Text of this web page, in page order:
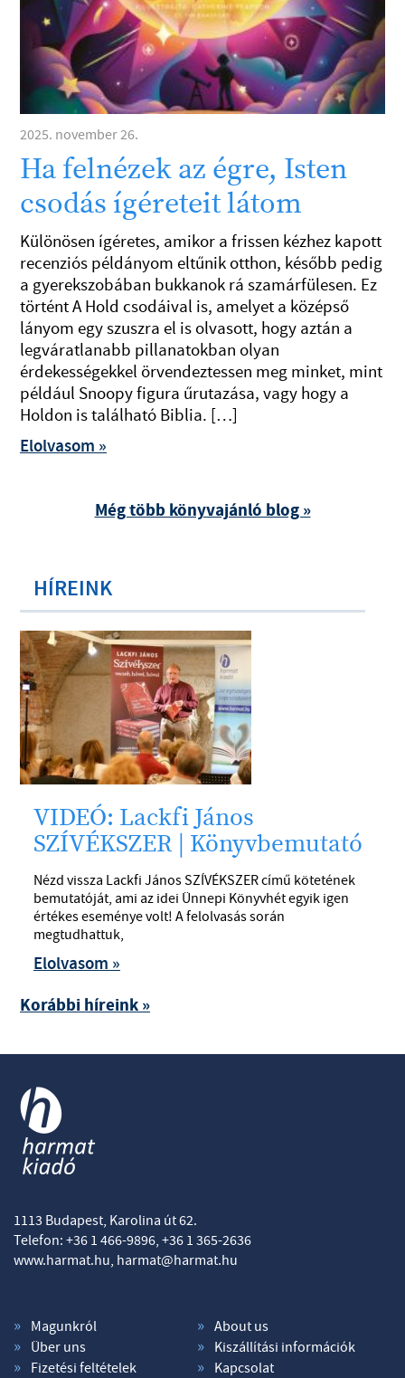
2025. november 26.
Ha felnézek az égre, Isten
csodás ígéreteit látom
Különösen ígéretes, amikor a frissen kézhez kapott
recenziós példányom eltűnik otthon, később pedig
a gyerekszobában bukkanok rá szamárfülesen. Ez
történt A Hold csodáival is, amelyet a középső
lányom egy szuszra el is olvasott, hogy aztán a
legváratlanabb pillanatokban olyan
érdekességekkel örvendeztessen meg minket, mint
például Snoopy figura űrutazása, vagy hogy a
Holdon is található Biblia. […]
Elolvasom »
Még több könyvajánló blog »
HÍREINK
VIDEÓ: Lackfi János
SZÍVÉKSZER | Könyvbemutató
Nézd vissza Lackfi János SZÍVÉKSZER című kötetének
bemutatóját, ami az idei Ünnepi Könyvhét egyik igen
értékes eseménye volt! A felolvasás során
megtudhattuk,
Elolvasom »
Korábbi híreink »
1113 Budapest, Karolina út 62.
Telefon: +36 1 466-9896, +36 1 365-2636
www.harmat.hu, harmat@harmat.hu
Magunkról
About us
Über uns
Kiszállítási információk
Fizetési feltételek
Kapcsolat